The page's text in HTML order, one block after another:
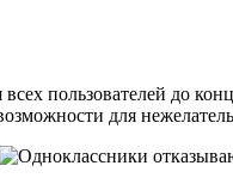
пользователей до
для